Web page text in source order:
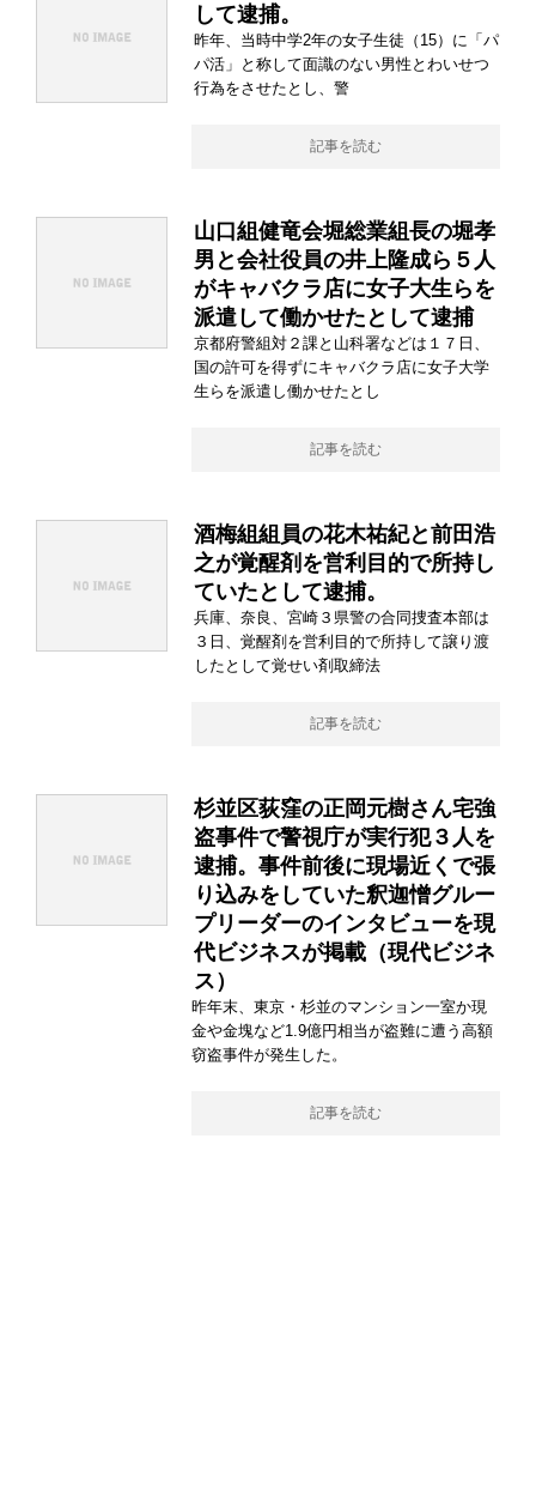
して逮捕。
昨年、当時中学2年の女子生徒（15）に「パ
パ活」と称して面識のない男性とわいせつ
行為をさせたとし、警
記事を読む
山口組健竜会堀総業組長の堀孝
男と会社役員の井上隆成ら５人
がキャバクラ店に女子大生らを
派遣して働かせたとして逮捕
京都府警組対２課と山科署などは１７日、
国の許可を得ずにキャバクラ店に女子大学
生らを派遣し働かせたとし
記事を読む
酒梅組組員の花木祐紀と前田浩
之が覚醒剤を営利目的で所持し
ていたとして逮捕。
兵庫、奈良、宮崎３県警の合同捜査本部は
３日、覚醒剤を営利目的で所持して譲り渡
したとして覚せい剤取締法
記事を読む
杉並区荻窪の正岡元樹さん宅強
盗事件で警視庁が実行犯３人を
逮捕。事件前後に現場近くで張
り込みをしていた釈迦憎グルー
プリーダーのインタビューを現
代ビジネスが掲載（現代ビジネ
ス）
昨年末、東京・杉並のマンション一室か現
金や金塊など1.9億円相当が盗難に遭う高額
窃盗事件が発生した。
記事を読む